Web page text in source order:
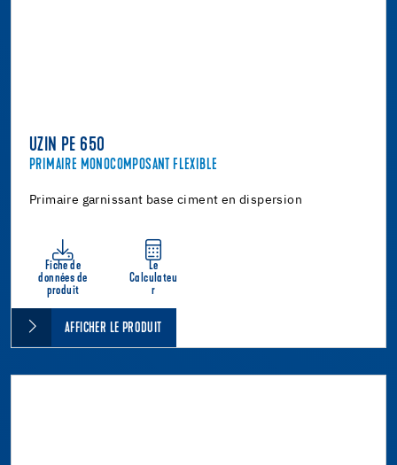
UZIN PE 650
PRIMAIRE MONOCOMPOSANT FLEXIBLE
Primaire garnissant base ciment en dispersion
Fiche de
données de
produit
Le
Calculateu
r
AFFICHER LE PRODUIT